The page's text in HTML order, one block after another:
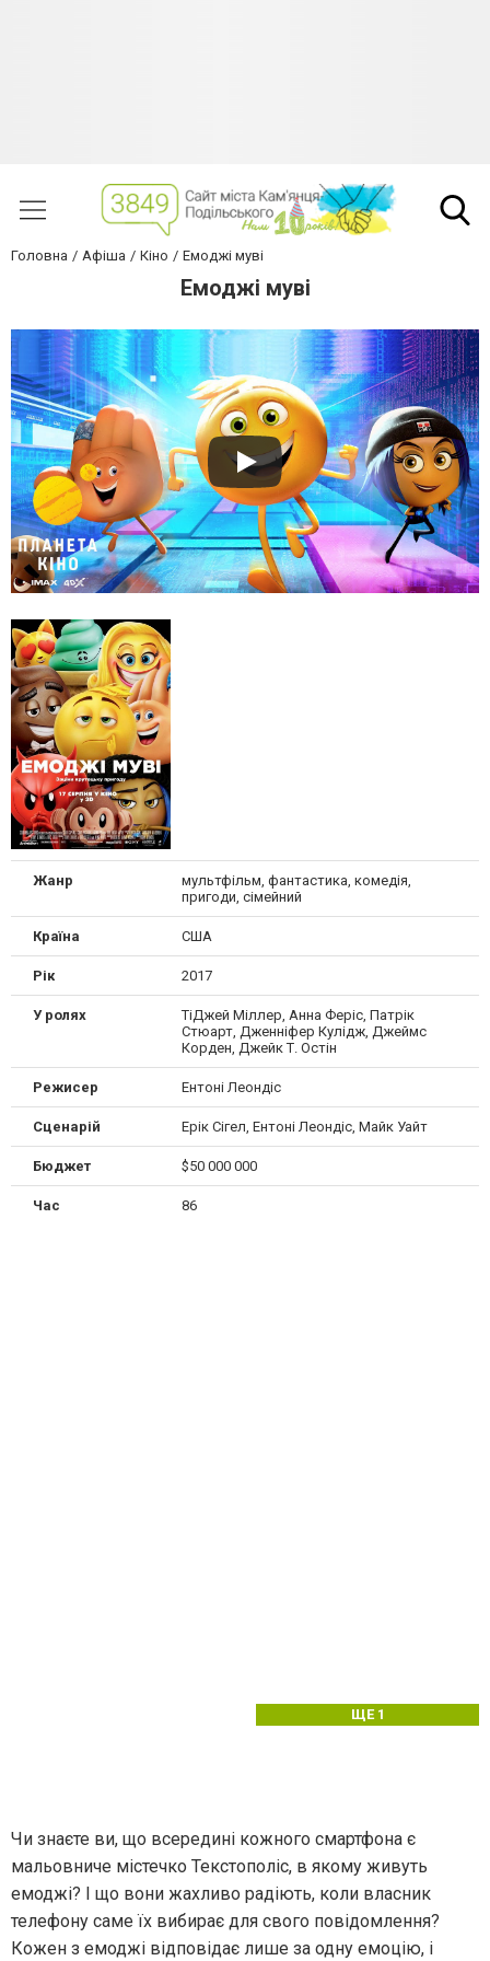
Головна Афіша Кіно Емоджі муві
Емоджі муві
Жанр
мультфільм, фантастика, комедія,
пригоди, сімейний
Країна США
Рік 2017
У ролях
ТіДжей Міллер, Анна Феріс, Патрік
Стюарт, Дженніфер Кулідж, Джеймс
Корден, Джейк Т. Остін
Режисер Ентоні Леондіс
Сценарій Ерік Сігел, Ентоні Леондіс, Майк Уайт
Бюджет $50 000 000
Час 86
ЩЕ 1
Чи знаєте ви, що всередині кожного смартфона є
мальовниче містечко Текстополіс, в якому живуть
емоджі? І що вони жахливо радіють, коли власник
телефону саме їх вибирає для свого повідомлення?
Кожен з емоджі відповідає лише за одну емоцію, і